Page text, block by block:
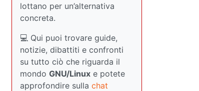
lottano per un’alternativa
concreta.
💻 Qui puoi trovare guide,
notizie, dibattiti e confronti
su tutto ciò che riguarda il
mondo GNU/Linux e potete
approfondire sulla chat